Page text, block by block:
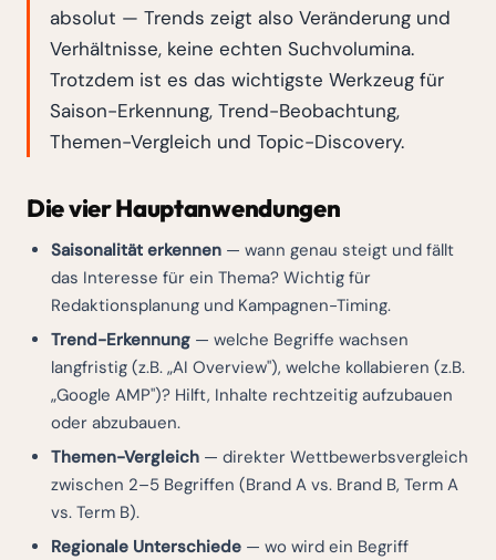
absolut — Trends zeigt also Veränderung und
Verhältnisse, keine echten Suchvolumina.
Trotzdem ist es das wichtigste Werkzeug für
Saison-Erkennung, Trend-Beobachtung,
Themen-Vergleich und Topic-Discovery.
Die vier Hauptanwendungen
Saisonalität erkennen — wann genau steigt und fällt
das Interesse für ein Thema? Wichtig für
Redaktionsplanung und Kampagnen-Timing.
Trend-Erkennung — welche Begriffe wachsen
langfristig (z.B. „AI Overview"), welche kollabieren (z.B.
„Google AMP")? Hilft, Inhalte rechtzeitig aufzubauen
oder abzubauen.
Themen-Vergleich — direkter Wettbewerbsvergleich
zwischen 2–5 Begriffen (Brand A vs. Brand B, Term A
vs. Term B).
Regionale Unterschiede — wo wird ein Begriff